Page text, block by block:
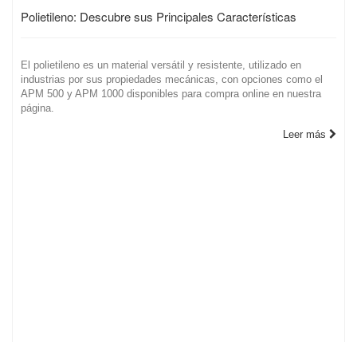
Polietileno: Descubre sus Principales Características
El polietileno es un material versátil y resistente, utilizado en
industrias por sus propiedades mecánicas, con opciones como el
APM 500 y APM 1000 disponibles para compra online en nuestra
página.
Leer más